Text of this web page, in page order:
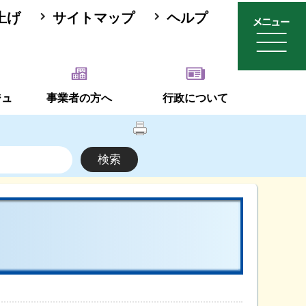
げ サイトマップ ヘルプ
事業者の方へ 行政について